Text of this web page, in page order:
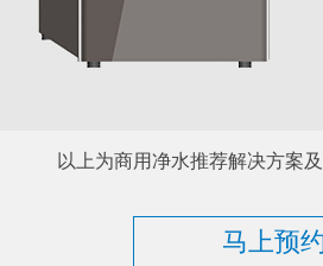
以上为商用净水推荐解决方案
马上预